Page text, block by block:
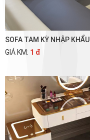
SOFA TAM KỲ NHẬP KHẨU
GIÁ KM: 1 đ